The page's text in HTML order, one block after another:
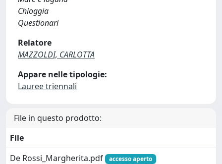
Chioggia
Questionari
Relatore
MAZZOLDI, CARLOTTA
Appare nelle tipologie:
Lauree triennali
File in questo prodotto:
File
De Rossi_Margherita.pdf
accesso aperto